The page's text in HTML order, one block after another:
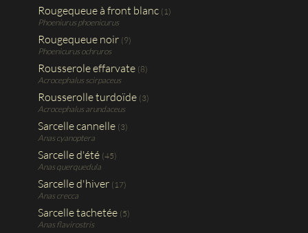
Rougequeue à front blanc (1)
Phoeniurus phoenicurus
Rougequeue noir (9)
Phoenicurus ochruros
Rousserole effarvate (8)
Acrocephalus scirpaceus
Rousserolle turdoïde (3)
Acrocephalus arundaceus
Sarcelle cannelle (3)
Anas cyanoptera
Sarcelle d'été (45)
Anas querquedula
Sarcelle d'hiver (17)
Anas crecca
Sarcelle tachetée (5)
Anas flavirostris